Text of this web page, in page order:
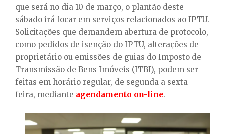
que será no dia 10 de março, o plantão deste
sábado irá focar em serviços relacionados ao IPTU.
Solicitações que demandem abertura de protocolo,
como pedidos de isenção do IPTU, alterações de
proprietário ou emissões de guias do Imposto de
Transmissão de Bens Imóveis (ITBI), podem ser
feitas em horário regular, de segunda a sexta-
feira, mediante agendamento on-line.